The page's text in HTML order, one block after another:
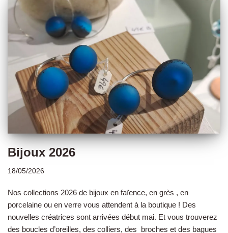
Bijoux 2026
18/05/2026
Nos collections 2026 de bijoux en faïence, en grès , en
porcelaine ou en verre vous attendent à la boutique ! Des
nouvelles créatrices sont arrivées début mai. Et vous trouverez
des boucles d’oreilles, des colliers, des broches et des bagues